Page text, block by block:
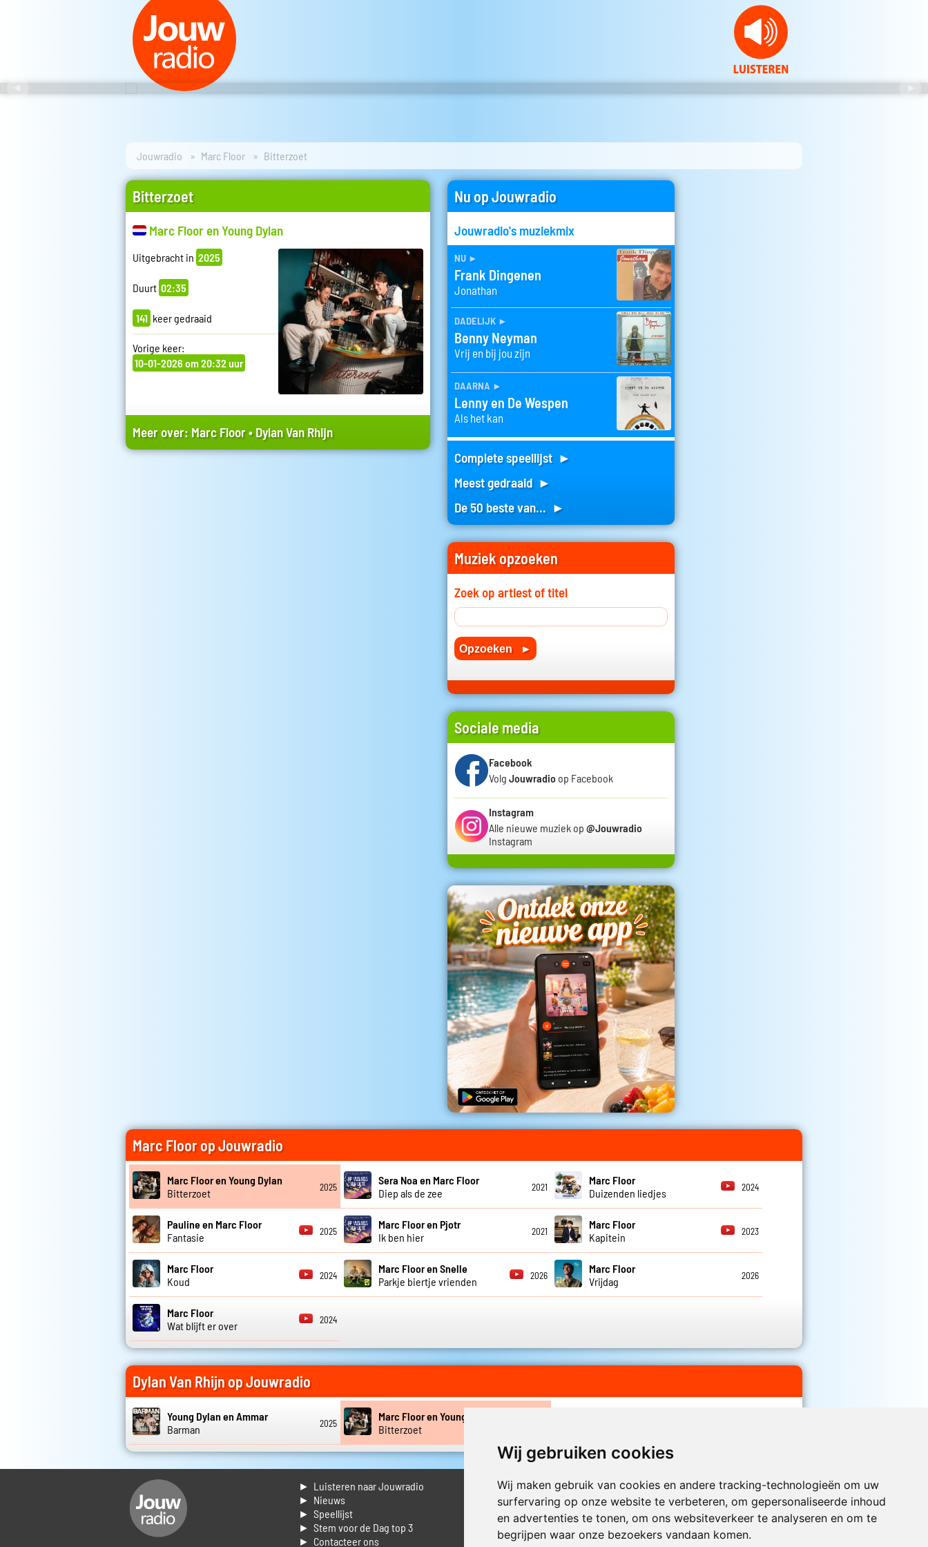
Wij gebruiken cookies
Wij maken gebruik van cookies en andere tracking-technologieën om uw
surfervaring op onze website te verbeteren, om gepersonaliseerde inhoud
en advertenties te tonen, om ons websiteverkeer te analyseren en om te
begrijpen waar onze bezoekers vandaan komen.
Jouwradio Marc Floor Bitterzoet
Bitterzoet
Marc Floor en Young Dylan
Uitgebracht in 2025
Duurt 02:35
141 keer gedraaid
Vorige keer:
10-01-2026 om 20:32 uur
Meer over: Marc Floor•Dylan Van Rhijn
Nu op Jouwradio
Jouwradio's muziekmix
nu ►
Frank Dingenen
Jonathan
dadelijk ►
Benny Neyman
Vrij en bij jou zijn
daarna ►
Lenny en De Wespen
Als het kan
Complete speellijst ►
Meest gedraaid ►
De 50 beste van... ►
Muziek opzoeken
Zoek op artiest of titel
Sociale media
Facebook
Volg Jouwradio op Facebook
Instagram
Alle nieuwe muziek op @Jouwradio
Instagram
Marc Floor op Jouwradio
Marc Floor en Young Dylan
Bitterzoet
2025
Sera Noa en Marc Floor
Diep als de zee
2021
Marc Floor
Duizenden liedjes
2024
Pauline en Marc Floor
Fantasie
2025
Marc Floor en Pjotr
Ik ben hier
2021
Marc Floor
Kapitein
2023
Marc Floor
Koud
2024
Marc Floor en Snelle
Parkje biertje vrienden
2026
Marc Floor
Vrijdag
2026
Marc Floor
Wat blijft er over
2024
Dylan Van Rhijn op Jouwradio
Young Dylan en Ammar
Barman
2025
Marc Floor en Young Dylan
Bitterzoet
► Luisteren naar Jouwradio
► Nieuws
► Speellijst
► Stem voor de Dag top 3
► Contacteer ons
► Livestream informatie
► Muziek opzoeken
► Vlaamse 100 Aller tijden
► De 50 beste van...
► Adverteren op Jouwradio
Luister nu naar Jouwradio! De beste
Nederlandstalige muziek uit de lage
landen hoor je hier al 20 jaar. In
digitale kwaliteit op je laptop, tablet
of smartphone.